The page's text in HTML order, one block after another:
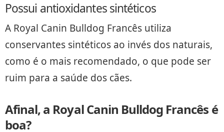
Possui antioxidantes sintéticos
A Royal Canin Bulldog Francês utiliza
conservantes sintéticos ao invés dos naturais,
como é o mais recomendado, o que pode ser
ruim para a saúde dos cães.
Afinal, a Royal Canin Bulldog Francês é
boa?